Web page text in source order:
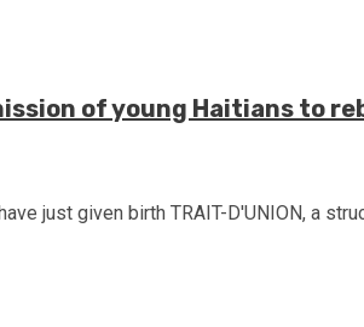
of young Haitians to
just given birth TRAIT-D'UNION, a